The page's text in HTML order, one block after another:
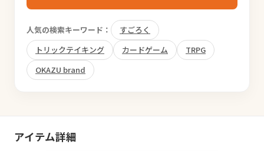
人気の検索キーワード：
すごろく
トリックテイキング
カードゲーム
TRPG
OKAZU brand
アイテム詳細